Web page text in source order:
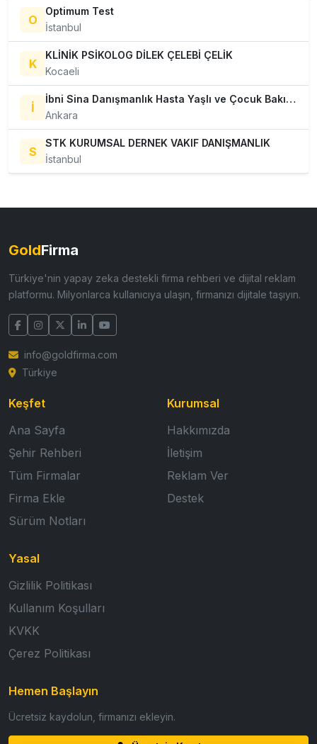
O
Optimum Test
İstanbul
K
KLİNİK PSİKOLOG DİLEK ÇELEBİ ÇELİK
Kocaeli
İ
İbni Sina Danışmanlık Hasta Yaşlı ve Çocuk Bakıcısı Hizmetleri Ankara
Ankara
S
STK KURUMSAL DERNEK VAKIF DANIŞMANLIK
İstanbul
GoldFirma
Türkiye'nin yapay zeka destekli firma rehberi ve dijital reklam
platformu. Milyonlarca kullanıcıya ulaşın, firmanızı dijitale taşıyın.
info@goldfirma.com
Türkiye
Keşfet
Ana Sayfa
Şehir Rehberi
Tüm Firmalar
Firma Ekle
Sürüm Notları
Kurumsal
Hakkımızda
İletişim
Reklam Ver
Destek
Yasal
Gizlilik Politikası
Kullanım Koşulları
KVKK
Çerez Politikası
Hemen Başlayın
Ücretsiz kaydolun, firmanızı ekleyin.